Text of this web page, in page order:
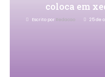
coloca em
Escrito por Redacao 25 de